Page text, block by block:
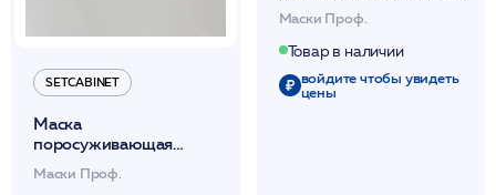
SETCABINET
Маска
поросуживающая
Normalex с серебром
200мл /SetCabinet
Маски Проф.
1шт 23г / PHYTOMER*
Маски Проф.
Товар в наличии
войдите чтобы увидеть
цены